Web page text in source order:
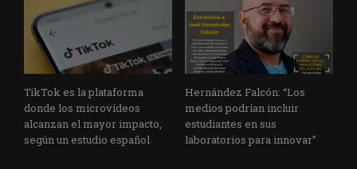
TikTok es la plataforma
donde los microvídeos
alcanzan el mayor impacto,
según un estudio español
Hernández Falcón: “Los
medios podrían incluir
estudiantes en sus
laboratorios para innovar”